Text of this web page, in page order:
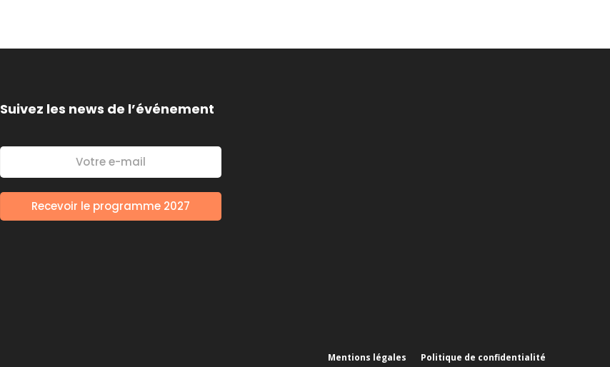
Suivez les news de l’événement
Mentions légales Politique de confidentialité